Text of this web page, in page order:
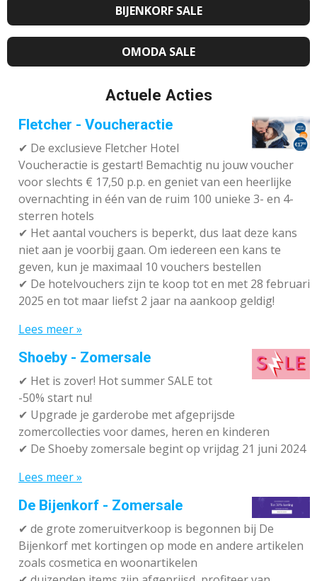
BIJENKORF SALE
OMODA SALE
Actuele Acties
Fletcher - Voucheractie
✔ De exclusieve Fletcher Hotel
Voucheractie is gestart! Bemachtig nu jouw voucher
voor slechts € 17,50 p.p. en geniet van een heerlijke
overnachting in één van de ruim 100 unieke 3- en 4-
sterren hotels
✔ Het aantal vouchers is beperkt, dus laat deze kans
niet aan je voorbij gaan. Om iedereen een kans te
geven, kun je maximaal 10 vouchers bestellen
✔ De hotelvouchers zijn te koop tot en met 28 februari
2025 en tot maar liefst 2 jaar na aankoop geldig!
Lees meer »
Shoeby - Zomersale
✔ Het is zover! Hot summer SALE tot
-50% start nu!
✔ Upgrade je garderobe met afgeprijsde
zomercollecties voor dames, heren en kinderen
✔ De Shoeby zomersale begint op vrijdag 21 juni 2024
Lees meer »
De Bijenkorf - Zomersale
✔ de grote zomeruitverkoop is begonnen bij De
Bijenkorf met kortingen op mode en andere artikelen
zoals cosmetica en woonartikelen